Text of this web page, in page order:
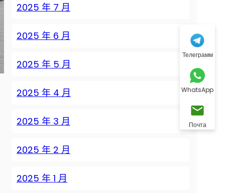
Телеграмм
WhatsApp
Почта
2025 年 7 月
2025 年 6 月
2025 年 5 月
2025 年 4 月
2025 年 3 月
2025 年 2 月
2025 年 1 月